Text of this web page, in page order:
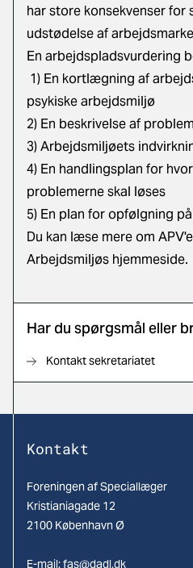
har store konsekvenser
udstødelse af
En arbejdspladsvurdering
1) En kortlægning af
psykiske arbejdsmiljø
2) En beskrivelse af
3) Arbejdsmiljøets
4) En handlingsplan for
problemerne skal løses
5) En plan for opfølgning
Du kan læse mere om
Arbejdsmiljøs hjemmeside.
Har du spørgsmål eller
Kontakt sekretariatet
Kontakt
Foreningen af Speciallæger
Kristianiagade 12
2100 København Ø
E-mail:fas@dadl.dk